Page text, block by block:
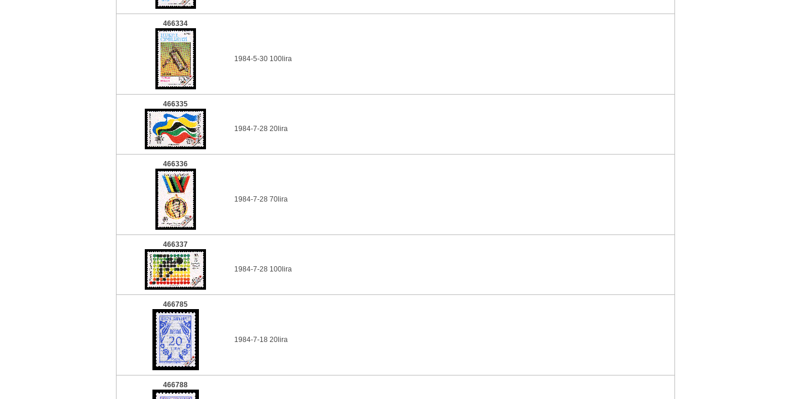
466334
1984-5-30 100lira
466335
1984-7-28 20lira
466336
1984-7-28 70lira
466337
1984-7-28 100lira
466785
1984-7-18 20lira
466788